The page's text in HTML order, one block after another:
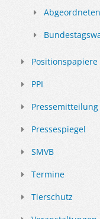
Positionspapiere
PPI
Pressemitteilung
Pressespiegel
SMVB
Termine
Tierschutz